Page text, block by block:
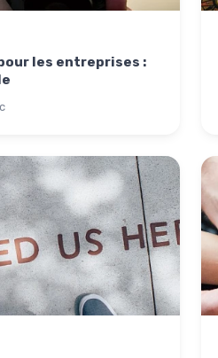
les entreprises :